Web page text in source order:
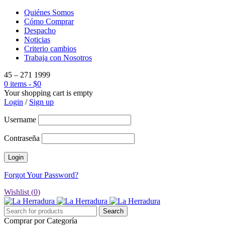
Quiénes Somos
Cómo Comprar
Despacho
Noticias
Criterio cambios
Trabaja con Nosotros
45 – 271 1999
0 items - $0
Your shopping cart is empty
Login / Sign up
Username
Contraseña
Forgot Your Password?
Wishlist (0)
Comprar por Categoría